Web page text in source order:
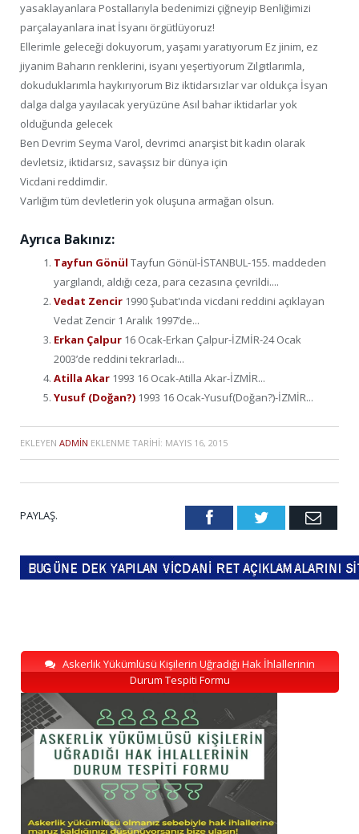
yasaklayanlara Postallarıyla bedenimizi çiğneyip Benliğimizi
parçalayanlara inat İsyanı örgütlüyoruz!
Ellerimle geleceği dokuyorum, yaşamı yaratıyorum Ez jinim, ez
jiyanim Baharın renklerini, isyanı yeşertiyorum Zılgıtlarımla,
dokuduklarımla haykırıyorum Biz iktidarsızlar var oldukça İsyan
dalga dalga yayılacak yeryüzüne Asıl bahar iktidarlar yok
olduğunda gelecek
Ben Devrim Seyma Varol, devrimci anarşist bit kadın olarak
devletsiz, iktidarsız, savaşsız bir dünya için
Vicdani reddimdir.
Varlığım tüm devletlerin yok oluşuna armağan olsun.
Ayrıca Bakınız:
Tayfun Gönül Tayfun Gönül-İSTANBUL-155. maddeden
yargılandı, aldığı ceza, para cezasına çevrildi....
Vedat Zencir 1990 Şubat'ında vicdani reddini açıklayan
Vedat Zencir 1 Aralık 1997’de...
Erkan Çalpur 16 Ocak-Erkan Çalpur-İZMİR-24 Ocak
2003’de reddini tekrarladı...
Atilla Akar 1993 16 Ocak-Atilla Akar-İZMİR...
Yusuf (Doğan?) 1993 16 Ocak-Yusuf(Doğan?)-İZMİR...
EKLEYEN ADMIN EKLENME TARIHI: MAYIS 16, 2015
PAYLAŞ. FacebookTwitter Email
Askerlik Yükümlüsü Kişilerin Uğradığı Hak İhlallerinin
Durum Tespiti Formu